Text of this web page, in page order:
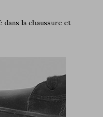
dans la chaussure et